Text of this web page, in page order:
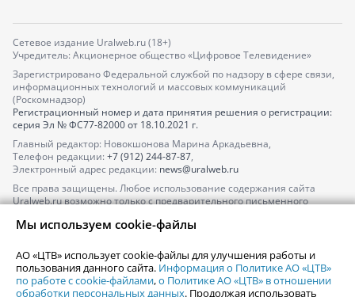
Сетевое издание Uralweb.ru (18+)
Учредитель: Акционерное общество «Цифровое Телевидение»
Зарегистрировано Федеральной службой по надзору в сфере связи,
информационных технологий и массовых коммуникаций
(Роскомнадзор)
Регистрационный номер и дата принятия решения о регистрации:
серия Эл № ФС77-82000от 18.10.2021 г.
Главный редактор: Новокшонова Марина Аркадьевна,
Телефон редакции: +7 (912) 244-87-87,
Электронный адрес редакции: news@uralweb.ru
Все права защищены. Любое использование содержания сайта
Uralweb.ru возможно только с предварительного письменного
По вопросам размещения рекламы обращайтесь по тел.
По вопросам размещения информации в разделе «Афиша»
afisha@uralweb.ru
Мы используем cookie-файлы
АО «ЦТВ» использует cookie-файлы для улучшения работы и
пользования данного сайта. Информация о Политике АО «ЦТВ»
по работе с cookie-файлами,о Политике АО «ЦТВ» в отношении
обработки персональных данных. Продолжая использовать